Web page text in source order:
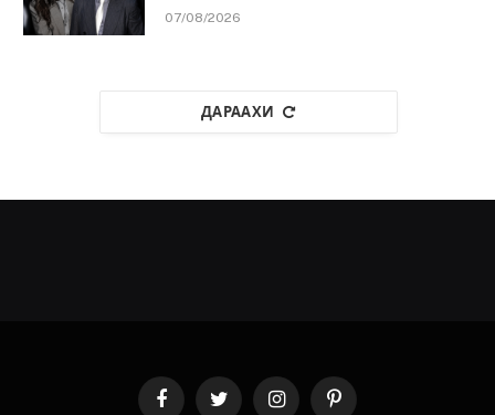
07/08/2026
ДАРААХИ
FacebookTwitter InstagramPinterest